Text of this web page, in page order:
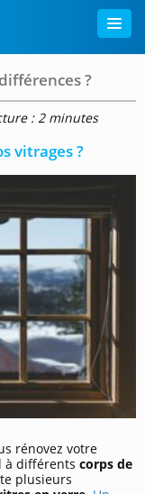
?
: 2 minutes
vitrages ?
rénovez votre
à différents corps de
plusieurs